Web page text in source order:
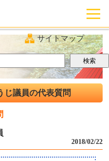
サイトマップ
議員の代表質問
2018/02/22